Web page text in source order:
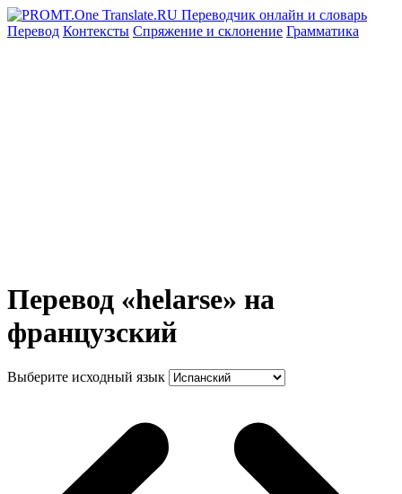
Перевод Контексты Спряжение и склонение Грамматика
Перевод «helarse» на
французский
Выберите исходный язык